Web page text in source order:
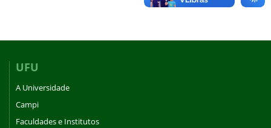
UFU
A Universidade
Campi
Faculdades e Institutos